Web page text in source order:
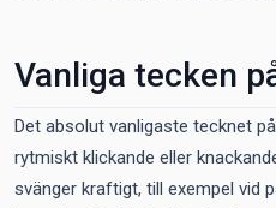
Vanliga tecken
Det absolut vanligaste tecknet
rytmiskt klickande eller
svänger kraftigt, till exempel vid